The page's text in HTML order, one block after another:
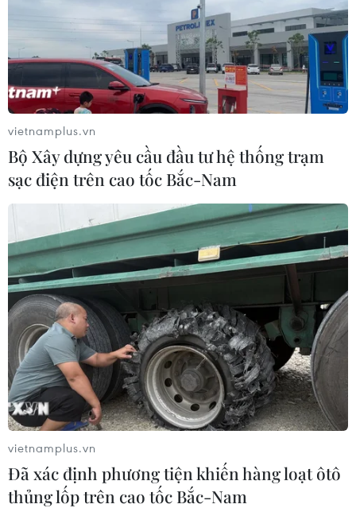
vietnamplus.vn
Bộ Xây dựng yêu cầu đầu tư hệ thống trạm
sạc điện trên cao tốc Bắc-Nam
vietnamplus.vn
Đã xác định phương tiện khiến hàng loạt ôtô
thủng lốp trên cao tốc Bắc-Nam